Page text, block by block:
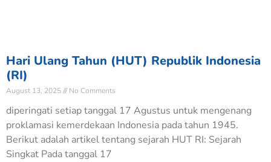
Hari Ulang Tahun (HUT) Republik Indonesia
(RI)
August 13, 2025 No Comments
diperingati setiap tanggal 17 Agustus untuk mengenang
proklamasi kemerdekaan Indonesia pada tahun 1945.
Berikut adalah artikel tentang sejarah HUT RI: Sejarah
Singkat Pada tanggal 17